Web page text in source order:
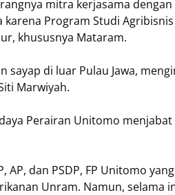
mitra kerjasama
Program Studi
khususnya Mataram.
sayap di luar Pulau Jawa,
Marwiyah.
Perairan Unitomo
dan PSDP, FP Unitomo
Unram. Namun, selama